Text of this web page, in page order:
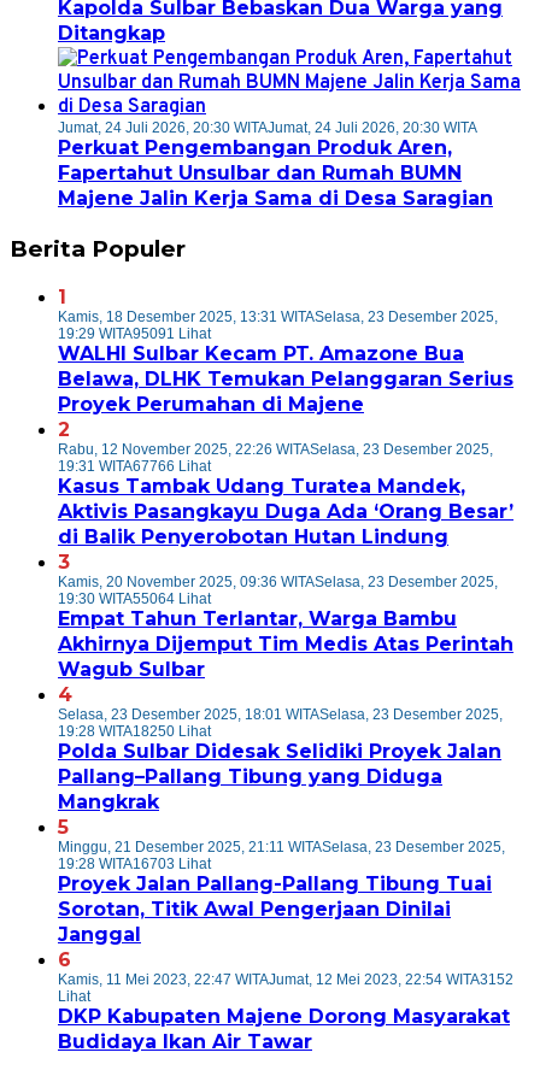
Kapolda Sulbar Bebaskan Dua Warga yang
Ditangkap
Jumat, 24 Juli 2026, 20:30 WITAJumat, 24 Juli 2026, 20:30 WITA
Perkuat Pengembangan Produk Aren,
Fapertahut Unsulbar dan Rumah BUMN
Majene Jalin Kerja Sama di Desa Saragian
Berita Populer
1
Kamis, 18 Desember 2025, 13:31 WITASelasa, 23 Desember 2025,
19:29 WITA95091 Lihat
WALHI Sulbar Kecam PT. Amazone Bua
Belawa, DLHK Temukan Pelanggaran Serius
Proyek Perumahan di Majene
2
Rabu, 12 November 2025, 22:26 WITASelasa, 23 Desember 2025,
19:31 WITA67766 Lihat
Kasus Tambak Udang Turatea Mandek,
Aktivis Pasangkayu Duga Ada ‘Orang Besar’
di Balik Penyerobotan Hutan Lindung
3
Kamis, 20 November 2025, 09:36 WITASelasa, 23 Desember 2025,
19:30 WITA55064 Lihat
Empat Tahun Terlantar, Warga Bambu
Akhirnya Dijemput Tim Medis Atas Perintah
Wagub Sulbar
4
Selasa, 23 Desember 2025, 18:01 WITASelasa, 23 Desember 2025,
19:28 WITA18250 Lihat
Polda Sulbar Didesak Selidiki Proyek Jalan
Pallang–Pallang Tibung yang Diduga
Mangkrak
5
Minggu, 21 Desember 2025, 21:11 WITASelasa, 23 Desember 2025,
19:28 WITA16703 Lihat
Proyek Jalan Pallang-Pallang Tibung Tuai
Sorotan, Titik Awal Pengerjaan Dinilai
Janggal
6
Kamis, 11 Mei 2023, 22:47 WITAJumat, 12 Mei 2023, 22:54 WITA3152
Lihat
DKP Kabupaten Majene Dorong Masyarakat
Budidaya Ikan Air Tawar